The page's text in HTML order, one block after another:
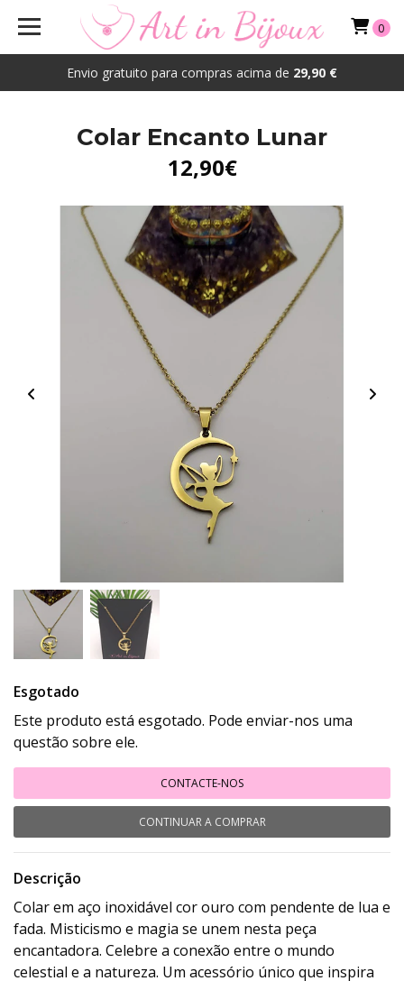
Envio gratuito para compras acima de 29,90 €
0
Colar Encanto Lunar
12,90€
Esgotado
Este produto está esgotado. Pode enviar-nos uma
questão sobre ele.
CONTACTE-NOS
CONTINUAR A COMPRAR
Descrição
Colar em aço inoxidável cor ouro com pendente de lua e
fada. Misticismo e magia se unem nesta peça
encantadora. Celebre a conexão entre o mundo
celestial e a natureza. Um acessório único que inspira